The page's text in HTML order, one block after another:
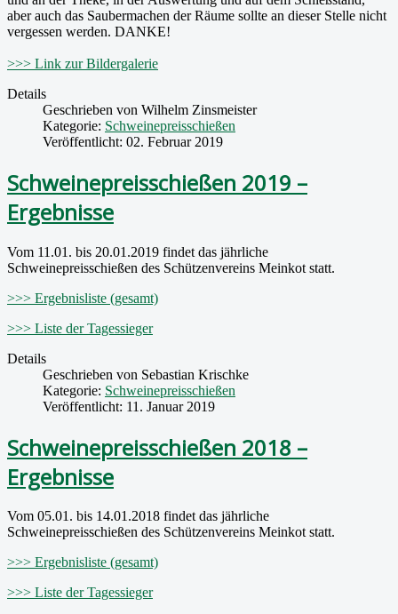
aber auch das Saubermachen der Räume sollte an dieser Stelle nicht
vergessen werden. DANKE!
>>> Link zur Bildergalerie
Details
Geschrieben von Wilhelm Zinsmeister
Kategorie: Schweinepreisschießen
Veröffentlicht: 02. Februar 2019
Schweinepreisschießen 2019 –
Ergebnisse
Vom 11.01. bis 20.01.2019 findet das jährliche
Schweinepreisschießen des Schützenvereins Meinkot statt.
>>> Ergebnisliste (gesamt)
>>> Liste der Tagessieger
Details
Geschrieben von Sebastian Krischke
Kategorie: Schweinepreisschießen
Veröffentlicht: 11. Januar 2019
Schweinepreisschießen 2018 –
Ergebnisse
Vom 05.01. bis 14.01.2018 findet das jährliche
Schweinepreisschießen des Schützenvereins Meinkot statt.
>>> Ergebnisliste (gesamt)
>>> Liste der Tagessieger